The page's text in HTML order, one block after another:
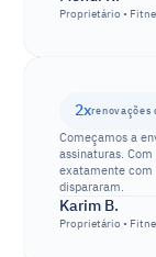
Proprietário •
2xrenovações
Começamos a
assinaturas.
exatamente com
dispararam.
Karim B.
Proprietário •